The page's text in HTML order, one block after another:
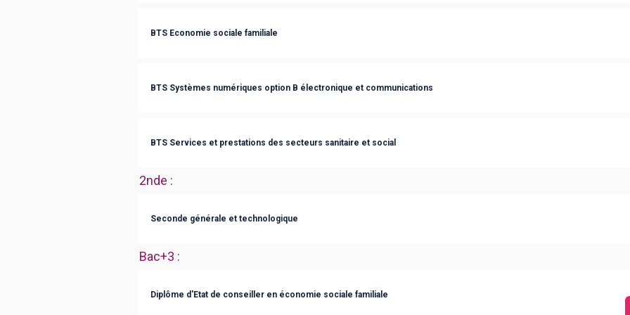
BTS Economie sociale familiale
BTS Systèmes numériques option B électronique et communications
BTS Services et prestations des secteurs sanitaire et social
2nde :
Seconde générale et technologique
Bac+3 :
Diplôme d'Etat de conseiller en économie sociale familiale